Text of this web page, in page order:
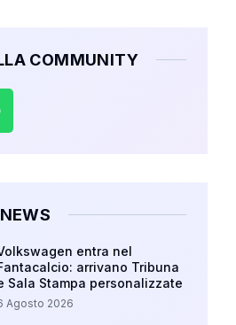
COMMUNITY
entra nel
arrivano Tribuna
Sala Stampa personalizzate
Agosto 2026